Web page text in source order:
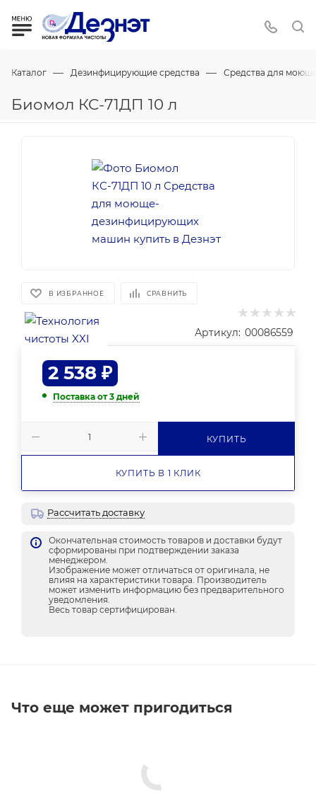
Каталог — Дезинфицирующие средства — Средства для
Биомол КС-71ДП 10 л
В ИЗБРАННОЕ СРАВНИТЬ
Артикул: 00086559
2 538 ₽
Поставка от 3 дней
КУПИТЬ
КУПИТЬ В 1 КЛИК
Рассчитать доставку
Окончательная стоимость товаров и доставки будут
сформированы при подтверждении заказа
менеджером.
Изображение может отличаться от оригинала, не
влияя на характеристики товара. Производитель
может изменить информацию без предварительного
уведомления.
Весь товар сертифицирован.
Что еще может пригодиться